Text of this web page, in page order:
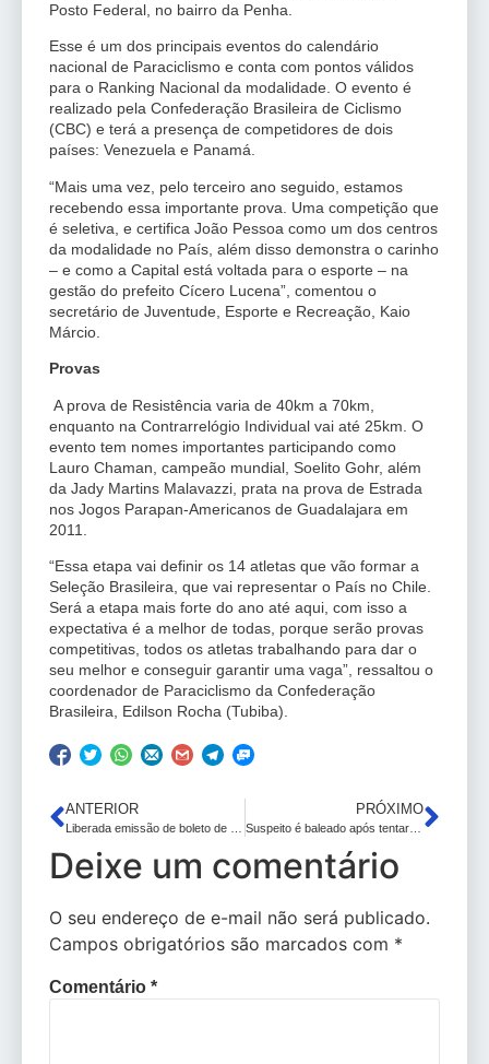
Posto Federal, no bairro da Penha.
Esse é um dos principais eventos do calendário
nacional de Paraciclismo e conta com pontos válidos
para o Ranking Nacional da modalidade. O evento é
realizado pela Confederação Brasileira de Ciclismo
(CBC) e terá a presença de competidores de dois
países: Venezuela e Panamá.
“Mais uma vez, pelo terceiro ano seguido, estamos
recebendo essa importante prova. Uma competição que
é seletiva, e certifica João Pessoa como um dos centros
da modalidade no País, além disso demonstra o carinho
– e como a Capital está voltada para o esporte – na
gestão do prefeito Cícero Lucena”, comentou o
secretário de Juventude, Esporte e Recreação, Kaio
Márcio.
Provas
A prova de Resistência varia de 40km a 70km,
enquanto na Contrarrelógio Individual vai até 25km. O
evento tem nomes importantes participando como
Lauro Chaman, campeão mundial, Soelito Gohr, além
da Jady Martins Malavazzi, prata na prova de Estrada
nos Jogos Parapan-Americanos de Guadalajara em
2011.
“Essa etapa vai definir os 14 atletas que vão formar a
Seleção Brasileira, que vai representar o País no Chile.
Será a etapa mais forte do ano até aqui, com isso a
expectativa é a melhor de todas, porque serão provas
competitivas, todos os atletas trabalhando para dar o
seu melhor e conseguir garantir uma vaga”, ressaltou o
coordenador de Paraciclismo da Confederação
Brasileira, Edilson Rocha (Tubiba).
ANTERIOR PRÓXIMO
Suspeito é baleado após tentar esfaquear policial no bairro do Rangel
Deixe um comentário
O seu endereço de e-mail não será publicado.
Campos obrigatórios são marcados com *
Comentário *